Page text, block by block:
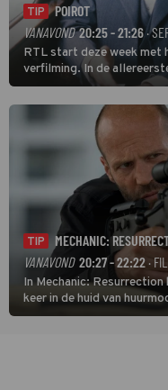
TIP
POIROT
VANAVOND 20:25 - 21:26 ·
RTL start deze week met
verfilming. In de
speurder op zoek naar
verwikkeld in een
TIP
MECHANIC:
VANAVOND 20:27 - 22:22·
In Mechanic:
keer in de huid van
donder op kunt zeggen